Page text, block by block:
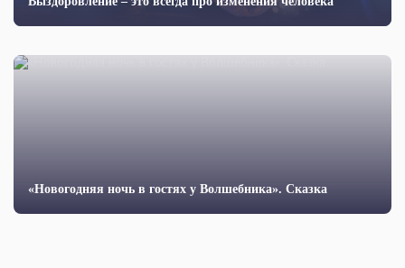
«Новогодняя ночь в гостях у Волшебника». Сказка